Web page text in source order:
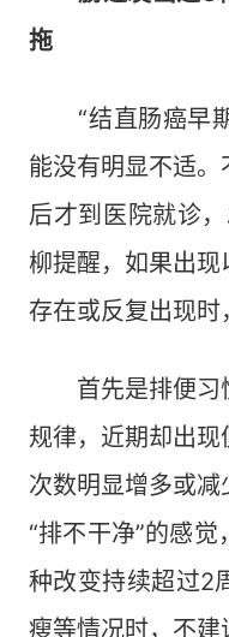
拖
“结直肠癌早期
能没有明显不适
后才到医院就诊
柳提醒，如果出
存在或反复出现时
首先是排便习
规律，近期却出
次数明显增多或
“排不干净”的感
种改变持续超过2
瘦等情况时，不